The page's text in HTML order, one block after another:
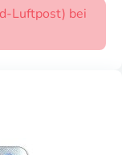
Luftpost) bei